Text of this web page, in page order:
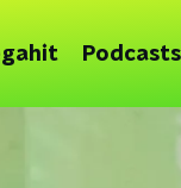
Podcasts